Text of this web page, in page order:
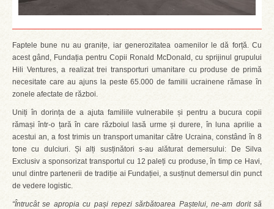
Faptele bune nu au granițe, iar generozitatea oamenilor le dă forță. Cu
acest gând, Fundația pentru Copii Ronald McDonald, cu sprijinul grupului
Hili Ventures, a realizat trei transporturi umanitare cu produse de primă
necesitate care au ajuns la peste 65.000 de familii ucrainene rămase în
zonele afectate de război.
Uniți în dorința de a ajuta familiile vulnerabile și pentru a bucura copii
rămași într-o țară în care războiul lasă urme și durere, în luna aprilie a
acestui an, a fost trimis un transport umanitar către Ucraina, constând în 8
tone cu dulciuri. Și alți susținători s-au alăturat demersului: De Silva
Exclusiv a sponsorizat transportul cu 12 paleți cu produse, în timp ce Havi,
unul dintre partenerii de tradiție ai Fundației, a susținut demersul din punct
de vedere logistic.
“Întrucât se apropia cu pași repezi sărbătoarea Paștelui, ne-am dorit să